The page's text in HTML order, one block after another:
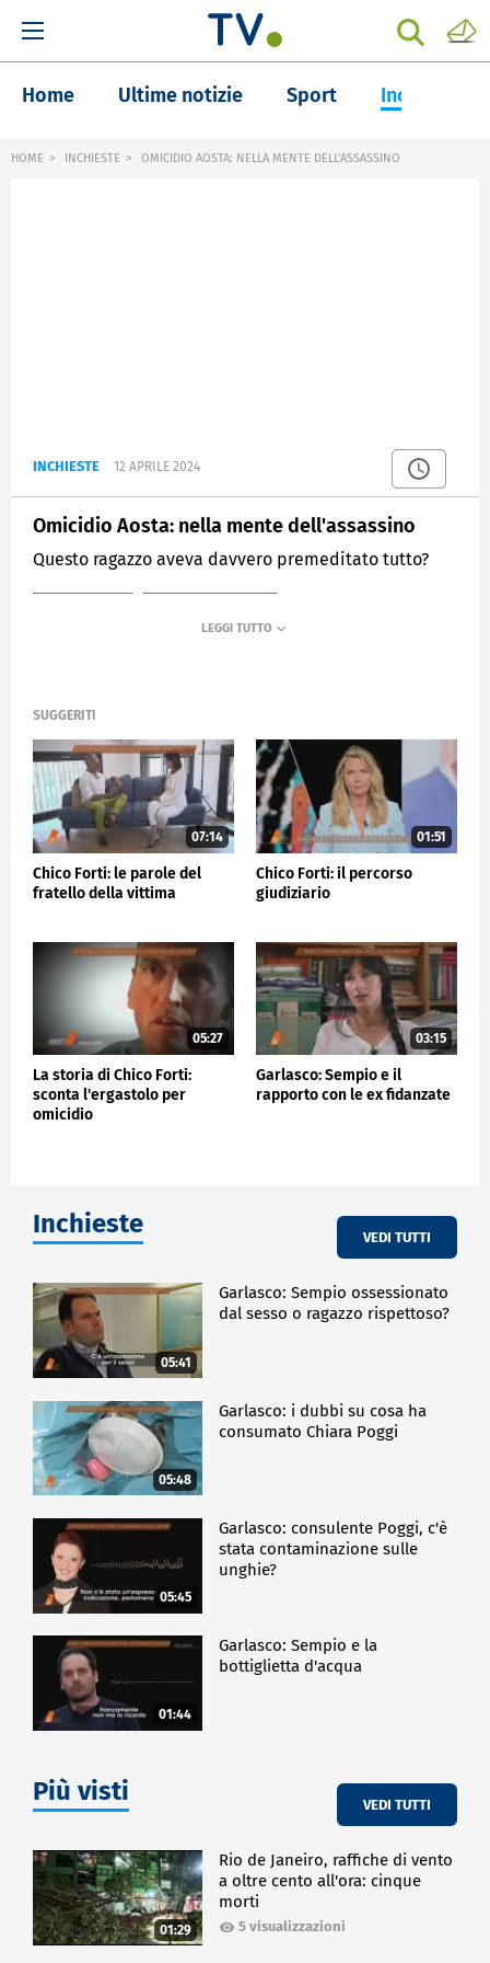
Home Ultime notizie Sport Inchieste
HOME INCHIESTE OMICIDIO AOSTA: NELLA MENTE DELL'ASSASSINO
INCHIESTE 12 APRILE 2024
Omicidio Aosta: nella mente dell'assassino
Questo ragazzo aveva davvero premeditato tutto?
SUGGERITI
07:14
Chico Forti: le parole del
fratello della vittima
01:51
Chico Forti: il percorso
giudiziario
05:27
La storia di Chico Forti:
sconta l'ergastolo per
omicidio
03:15
Garlasco: Sempio e il
rapporto con le ex fidanzate
Inchieste VEDI TUTTI
05:41
Garlasco: Sempio ossessionato
dal sesso o ragazzo rispettoso?
05:48
Garlasco: i dubbi su cosa ha
consumato Chiara Poggi
05:45
Garlasco: consulente Poggi, c'è
stata contaminazione sulle
unghie?
01:44
Garlasco: Sempio e la
bottiglietta d'acqua
Più visti VEDI TUTTI
01:29
Rio de Janeiro, raffiche di vento
a oltre cento all'ora: cinque
morti
5 visualizzazioni